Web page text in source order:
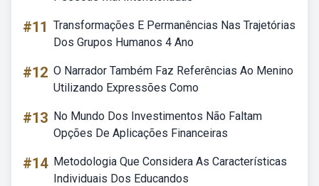
#11 Transformações E Permanências Nas Trajetórias
Dos Grupos Humanos 4 Ano
#12 O Narrador Também Faz Referências Ao Menino
Utilizando Expressões Como
#13 No Mundo Dos Investimentos Não Faltam
Opções De Aplicações Financeiras
#14 Metodologia Que Considera As Características
Individuais Dos Educandos